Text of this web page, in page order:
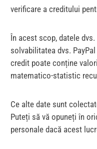
verificare a creditului
În acest scop, datele
solvabilitatea dvs.
credit poate conține
matematico-statistic
Ce alte date sunt
Puteți să vă opuneți în
personale dacă acest